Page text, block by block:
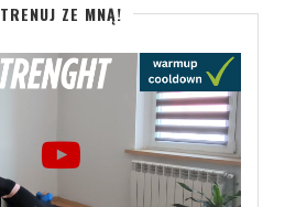
TRENUJ ZE MNĄ!